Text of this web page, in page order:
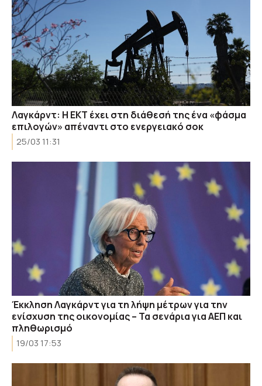
Λαγκάρντ: Η ΕΚΤ έχει στη διάθεσή της ένα «φάσμα
επιλογών» απέναντι στο ενεργειακό σοκ
25/03 11:31
Έκκληση Λαγκάρντ για τη λήψη μέτρων για την
ενίσχυση της οικονομίας – Τα σενάρια για ΑΕΠ και
πληθωρισμό
19/03 17:53